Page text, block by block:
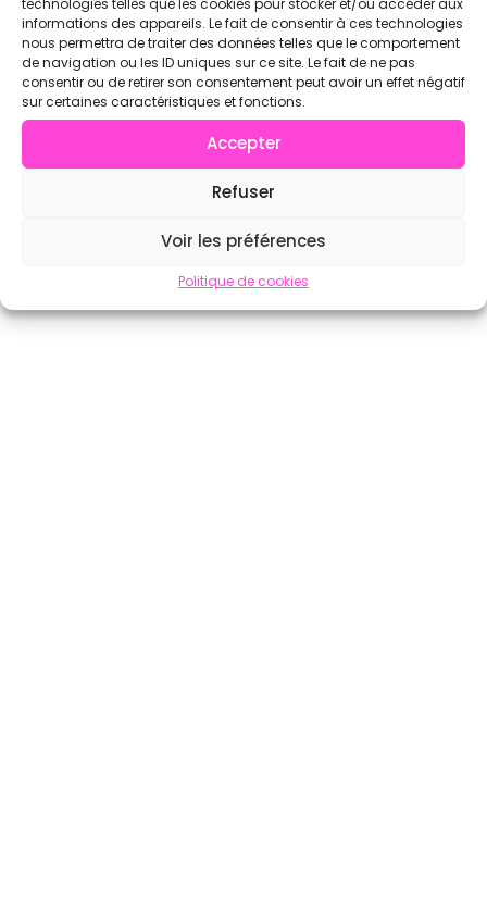
informations des appareils. Le fait de consentir à ces technologies
nous permettra de traiter des données telles que le comportement
de navigation ou les ID uniques sur ce site. Le fait de ne pas
consentir ou de retirer son consentement peut avoir un effet négatif
sur certaines caractéristiques et fonctions.
Accepter
Refuser
Voir les préférences
Politique de cookies